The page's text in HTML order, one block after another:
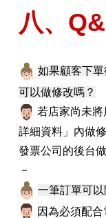
八、
如果顧客下
可以做修改嗎？
若店家尚未
詳細資料」內做
發票公司的後台
－
一筆訂單可
因為必須配